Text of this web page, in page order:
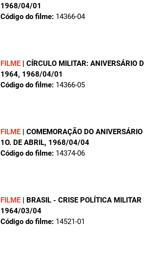
1968/04/01
Código do filme: 14366-04
FILME | CÍRCULO MILITAR: ANIVERSÁRIO
1964, 1968/04/01
Código do filme: 14366-05
FILME | COMEMORAÇÃO DO
1O. DE ABRIL, 1968/04/04
Código do filme: 14374-06
FILME | BRASIL - CRISE POLÍTICA
1964/03/04
Código do filme: 14521-01